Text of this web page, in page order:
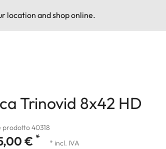
location and shop online.
Trinovid 8x42 HD
prodotto 40318
€ * * incl. IVA